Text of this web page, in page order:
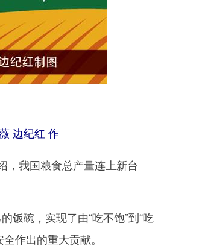
边纪红 作
我国粮食总产量连上新台
碗，实现了由“吃不饱”到“吃
作出的重大贡献。